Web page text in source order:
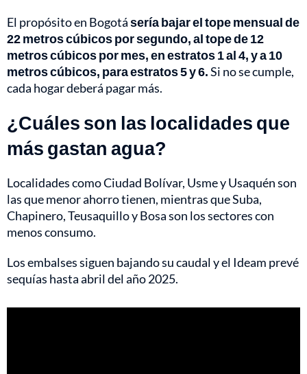
El propósito en Bogotásería bajar el tope mensual de
22 metros cúbicos por segundo, al tope de 12
metros cúbicos por mes, en estratos 1 al 4, y a 10
metros cúbicos, para estratos 5 y 6.Si no se cumple,
cada hogar deberá pagar más.
¿Cuáles son las localidades que
más gastan agua?
Localidades como Ciudad Bolívar, Usme y Usaquén son
las que menor ahorro tienen, mientras que Suba,
Chapinero, Teusaquillo y Bosa son los sectores con
menos consumo.
Los embalses siguen bajando su caudal y el Ideam prevé
sequías hasta abril del año 2025.